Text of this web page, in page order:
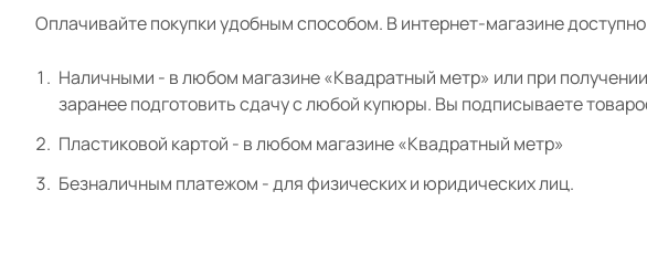
Оплачивайте покупки удобным способом. В интернет-магазине
Наличными - в любом магазине «Квадратный метр» или при
заранее подготовить сдачу с любой купюры. Вы подписываете
Пластиковой картой - в любом магазине «Квадратный метр»
Безналичным платежом - для физических и юридических лиц.